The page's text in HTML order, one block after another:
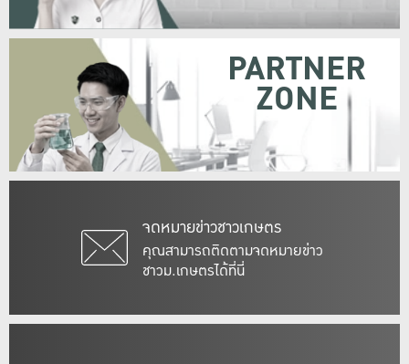
จดหมายข่าวชาวเกษตร
คุณสามารถติดตามจดหมายข่าว
ชาวม.เกษตรได้ที่นี่
PARTNER
ZONE